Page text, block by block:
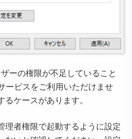
ーの権限が不足していること
ービスをご利用いただけませ
ケースがあります。
理者権限で起動するように設定